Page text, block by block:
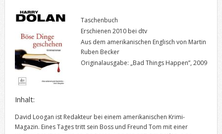
Taschenbuch
Erschienen 2010 bei dtv
Aus dem amerikanischen Englisch von Martin
Ruben Becker
Originalausgabe: „Bad Things Happen”, 2009
Inhalt:
David Loogan ist Redakteur bei einem amerikanischen Krimi-
Magazin. Eines Tages tritt sein Boss und Freund Tom mit einer